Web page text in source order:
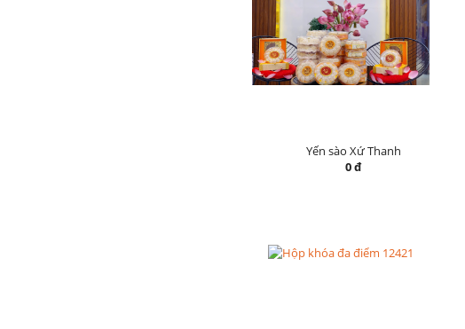
Yến sào Xứ Thanh
0 đ